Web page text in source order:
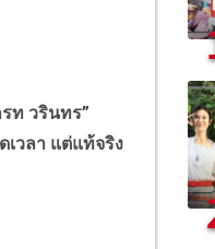
ท วรินทร”
วลา แต่แท้จริง